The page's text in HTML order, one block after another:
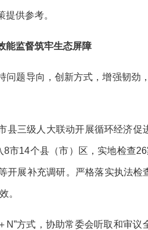
供参考。
能监督筑牢生态屏障
问题导向，创新方式，增强韧劲
县三级人大联动开展循环经济
8市14个县（市）区，实地检查
开展补充调研。严格落实执法检
。
N”方式，协助常委会听取和审